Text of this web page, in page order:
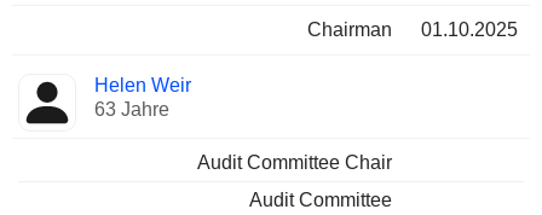
Chairman 01.10.2025
Helen Weir
63 Jahre
Audit Committee Chair
Audit Committee